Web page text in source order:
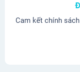
Cam kết chính